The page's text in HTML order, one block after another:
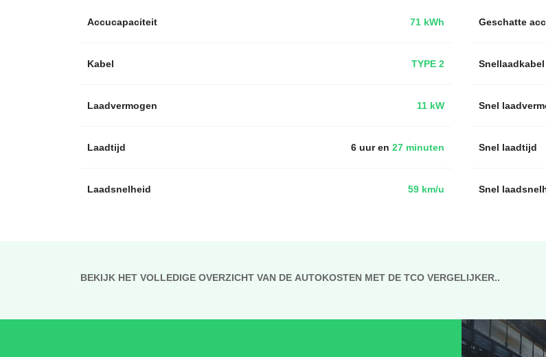
Accucapaciteit 71 kWh
Kabel TYPE 2
Laadvermogen 11 kW
Laadtijd 6 uur en 27 minuten
Laadsnelheid 59 km/u
Geschatte
Snellaadkabel
Snel
Snel laadtijd
Snel
BEKIJK HET VOLLEDIGE OVERZICHT VAN DE AUTOKOSTEN MET DE TCO VERGELIJKER..